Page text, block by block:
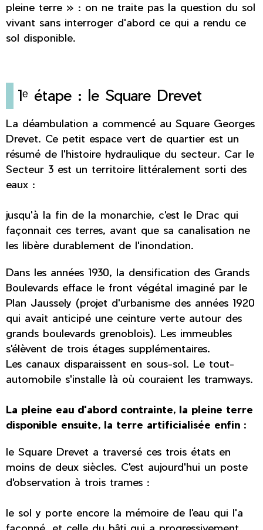
pleine terre » : on ne traite pas la question du sol
vivant sans interroger d'abord ce qui a rendu ce
sol disponible.
1ᵉ étape : le Square Drevet
La déambulation a commencé au Square Georges
Drevet. Ce petit espace vert de quartier est un
résumé de l'histoire hydraulique du secteur. Car le
Secteur 3 est un territoire littéralement sorti des
eaux :
jusqu'à la fin de la monarchie, c'est le Drac qui
façonnait ces terres, avant que sa canalisation ne
les libère durablement de l'inondation.
Dans les années 1930, la densification des Grands
Boulevards efface le front végétal imaginé par le
Plan Jaussely (projet d'urbanisme des années 1920
qui avait anticipé une ceinture verte autour des
grands boulevards grenoblois). Les immeubles
s'élèvent de trois étages supplémentaires.
Les canaux disparaissent en sous-sol. Le tout-
automobile s'installe là où couraient les tramways.
La pleine eau d'abord contrainte, la pleine terre
disponible ensuite, la terre artificialisée enfin :
le Square Drevet a traversé ces trois états en
moins de deux siècles. C'est aujourd'hui un poste
d'observation à trois trames :
le sol y porte encore la mémoire de l'eau qui l'a
façonné, et celle du bâti qui a progressivement